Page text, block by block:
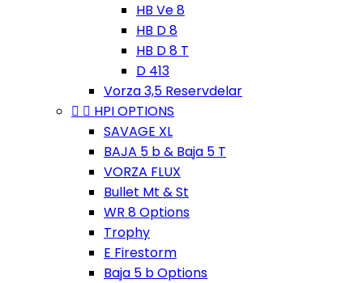
HB Ve 8
HB D 8
HB D 8 T
D 413
Vorza 3,5 Reservdelar
  HPI OPTIONS
SAVAGE XL
BAJA 5 b & Baja 5 T
VORZA FLUX
Bullet Mt & St
WR 8 Options
Trophy
E Firestorm
Baja 5 b Options